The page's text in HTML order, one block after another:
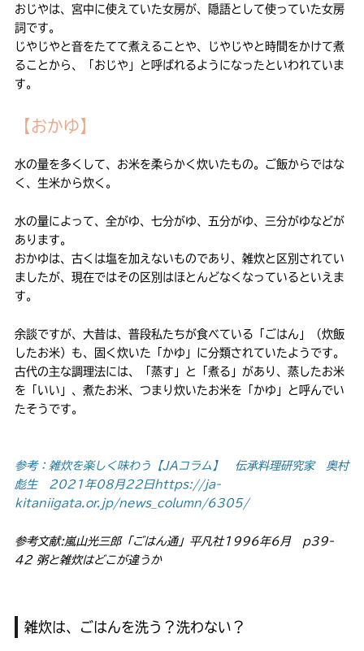
おじやは、宮中に使えていた女房が、隠語として使っていた女房
詞です。
じやじやと音をたてて煮えることや、じやじやと時間をかけて煮
ることから、「おじや」と呼ばれるようになったといわれていま
す。
【おかゆ】
水の量を多くして、お米を柔らかく炊いたもの。ご飯からではな
く、生米から炊く。
水の量によって、全がゆ、七分がゆ、五分がゆ、三分がゆなどが
あります。
おかゆは、古くは塩を加えないものであり、雑炊と区別されてい
ましたが、現在ではその区別はほとんどなくなっているといえま
す。
余談ですが、大昔は、普段私たちが食べている「ごはん」（炊飯
したお米）も、固く炊いた「かゆ」に分類されていたようです。
古代の主な調理法には、「蒸す」と「煮る」があり、蒸したお米
を「いい」、煮たお米、つまり炊いたお米を「かゆ」と呼んでい
たそうです。
参考：雑炊を楽しく味わう【JAコラム】 伝承料理研究家 奥村
彪生 2021年08月22日https://ja-
kitaniigata.or.jp/news_column/6305/
参考文献:嵐山光三郎「ごはん通」平凡社1996年6月 p39-
42 粥と雑炊はどこが違うか
雑炊は、ごはんを洗う？洗わない？